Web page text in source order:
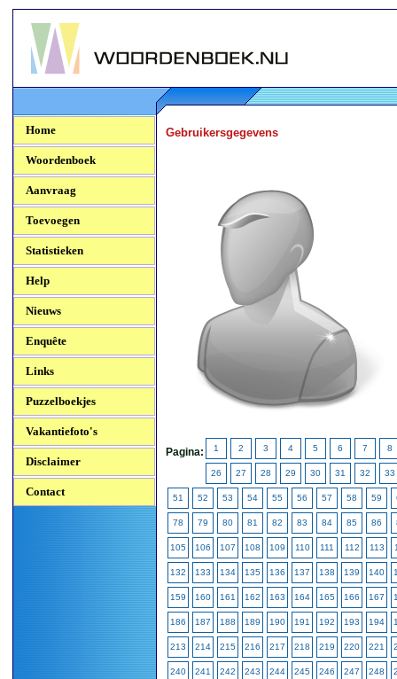
Woordenboek.NU
Home
Woordenboek
Aanvraag
Toevoegen
Statistieken
Help
Nieuws
Enquête
Links
Puzzelboekjes
Vakantiefoto's
Disclaimer
Contact
Gebruikersgegevens
Pagina: 1 2 3 4 5 6 7 8
26 27 28 29 30 31 32 33
51 52 53 54 55 56 57 58 59
78 79 80 81 82 83 84 85 86
105 106 107 108 109 110 111 112 113
132 133 134 135 136 137 138 139 140
159 160 161 162 163 164 165 166 167
186 187 188 189 190 191 192 193 194
213 214 215 216 217 218 219 220 221
240 241 242 243 244 245 246 247 248